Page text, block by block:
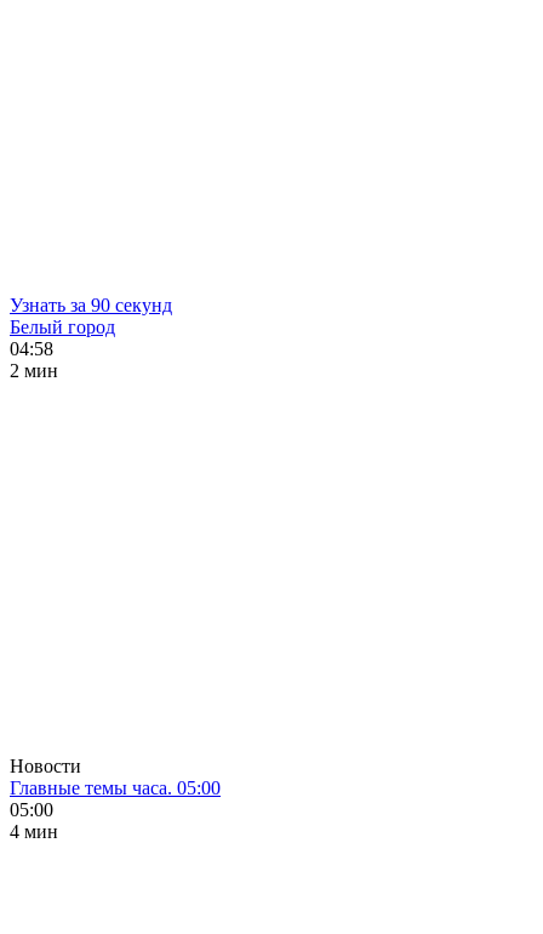
Узнать за 90 секунд
Белый город
04:58
2 мин
Новости
Главные темы часа. 05:00
05:00
4 мин